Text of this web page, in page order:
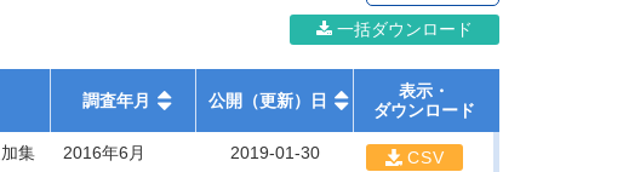
一括ダウンロード
調査年月 公開（更新）日
表示・
ダウンロード
集
2016年6月 2019-01-30
CSV